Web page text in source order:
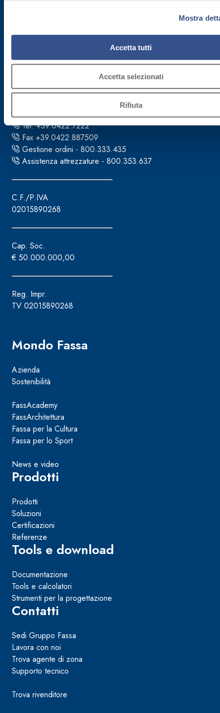
Mostra
Accetta tutti
Accetta selezionati
Rifiuta
Sede direzionale
Fassa S.r.l.
via Lazzaris, 3
Tel. +39.0422.7222
Fax +39.0422.887509
Gestione ordini - 800.333.435
Assistenza attrezzature - 800.353.637
C.F./P.IVA
02015890268
Cap. Soc.
€ 50.000.000,00
Reg. Impr.
TV 02015890268
Mondo Fassa
Azienda
Sostenibilità
FassAcademy
FassArchitettura
Fassa per la Cultura
Fassa per lo Sport
News e video
Prodotti
Prodotti
Soluzioni
Certificazioni
Referenze
Tools e download
Documentazione
Tools e calcolatori
Strumenti per la progettazione
Contatti
Sedi Gruppo Fassa
Lavora con noi
Trova agente di zona
Supporto tecnico
Trova rivenditore